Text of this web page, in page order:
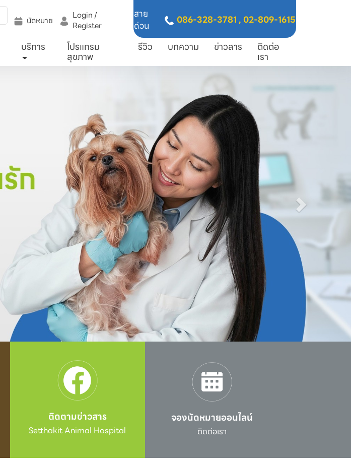
นัดหมาย
Login /
Register
สาย
ด่วน
086-328-3781 ,02-809-1615
บริการ โปรแกรม
สุขภาพ
รีวิว บทความ ข่าวสาร ติดต่อ
เรา
ติดตามข่าวสาร
Setthakit Animal Hospital
จองนัดหมายออนไลน์
ติดต่อเรา